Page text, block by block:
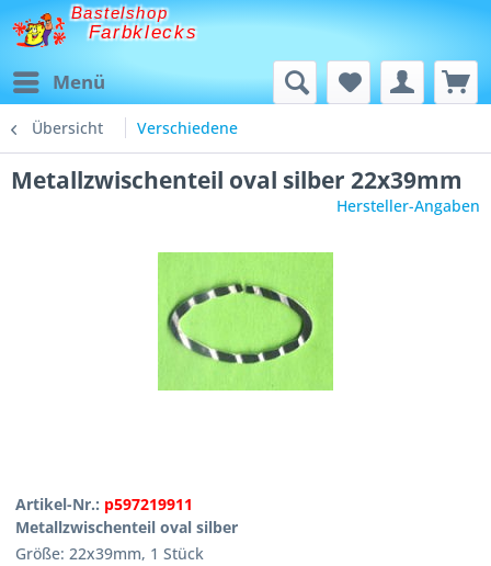
Bastelshop
Farbklecks
Menü
Übersicht Verschiedene
Metallzwischenteil oval silber 22x39mm
Hersteller-Angaben
Artikel-Nr.: p597219911
Metallzwischenteil oval silber
Größe: 22x39mm, 1 Stück